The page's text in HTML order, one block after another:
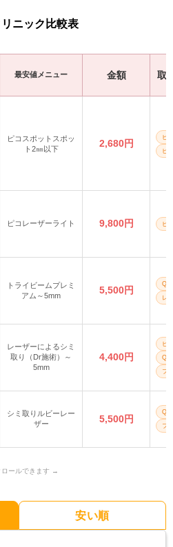
ニック比較表
最安値メニュー 金額 取
ピコスポットスポッ
ト2㎜以下
2,680円
ピ
ピ
ピコレーザーライト 9,800円 ピ
トライビームプレミ
アム～5mm
5,500円
Q
レ
レーザーによるシミ
取り（Dr施術）～
5mm
4,400円
ピ
Q
フ
シミ取りルビーレー
ザー
5,500円
Q
フ
安い順